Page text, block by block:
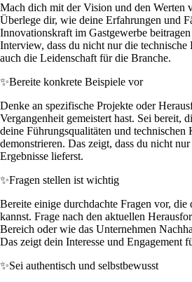
Mach dich mit der Vision und den Werten
Überlege dir, wie deine Erfahrungen und
Innovationskraft im Gastgewerbe
Interview, dass du nicht nur die technische
auch die Leidenschaft für die Branche.
✨Bereite konkrete Beispiele vor
Denke an spezifische Projekte oder
Vergangenheit gemeistert hast. Sei bereit,
deine Führungsqualitäten und technischen
demonstrieren. Das zeigt, dass du nicht
Ergebnisse lieferst.
✨Fragen stellen ist wichtig
Bereite einige durchdachte Fragen vor,
kannst. Frage nach den aktuellen
Bereich oder wie das Unternehmen
Das zeigt dein Interesse und Engagement
✨Sei authentisch und selbstbewusst